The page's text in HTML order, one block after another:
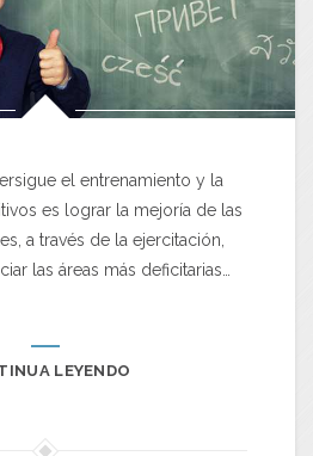
el entrenamiento y la
es lograr la mejoría de las
a través de la ejercitación,
las áreas más deficitarias…
LEYENDO